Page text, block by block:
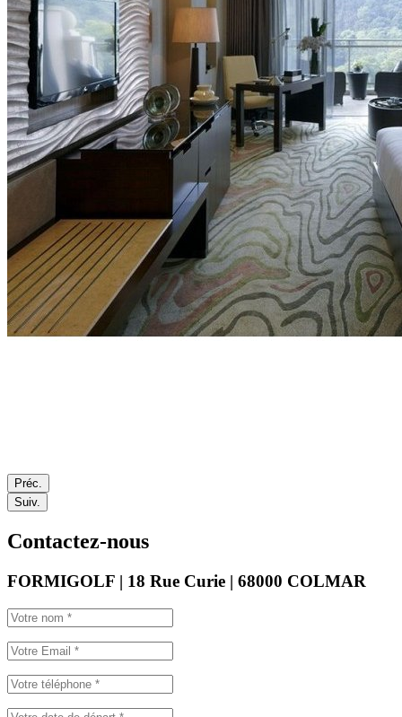
Préc.
Suiv.
Contactez-nous
FORMIGOLF | 18 Rue Curie | 68000 COLMAR